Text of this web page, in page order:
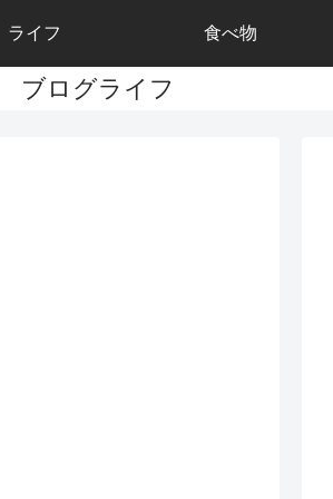
ブログライフ
ライフ 食べ物